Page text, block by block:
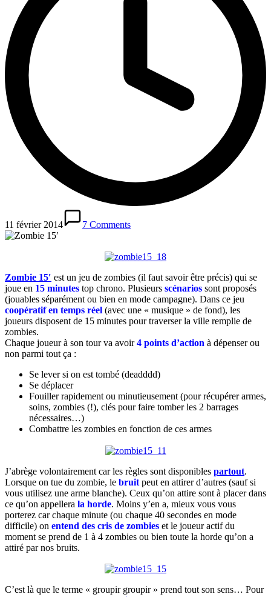
11 février 2014 7 Comments
Zombie 15′ est un jeu de zombies (il faut savoir être précis) qui se
joue en 15 minutes top chrono. Plusieurs scénarios sont proposés
(jouables séparément ou bien en mode campagne). Dans ce jeu
coopératif en temps réel (avec une « musique » de fond), les
joueurs disposent de 15 minutes pour traverser la ville remplie de
zombies.
Chaque joueur à son tour va avoir4 points d’action à dépenser ou
non parmi tout ça :
Se lever si on est tombé (deadddd)
Se déplacer
Fouiller rapidement ou minutieusement (pour récupérer armes,
soins, zombies (!), clés pour faire tomber les 2 barrages
nécessaires…)
Combattre les zombies en fonction de ces armes
J’abrège volontairement car les règles sont disponibles partout.
Lorsque on tue du zombie, le bruit peut en attirer d’autres (sauf si
vous utilisez une arme blanche). Ceux qu’on attire sont à placer dans
ce qu’on appellera la horde. Moins y’en a, mieux vous vous
porterez car chaque minute (ou chaque 40 secondes en mode
difficile) on entend des cris de zombies et le joueur actif du
moment se prend de 1 à 4 zombies ou bien toute la horde qu’on a
attiré par nos bruits.
C’est là que le terme « groupir groupir » prend tout son sens… Pour